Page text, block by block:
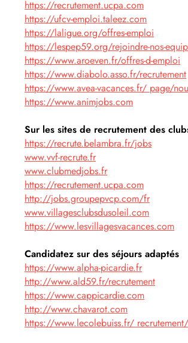
https://recrutement.ucpa.com
https://ufcv-emploi.taleez.com
https://laligue.org/offres-emploi
https://lespep59.org/rejoindre-nos-
https://www.aroeven.fr/offres-d-emploi
https://www.diabolo.asso.fr/recrutement
https://www.avea-vacances.fr/ page/
https://www.animjobs.com
Sur les sites de recrutement des
https://recrute.belambra.fr/jobs
www.vvf-recrute.fr
www.clubmedjobs.fr
https://recrutement.ucpa.com
http://jobs.groupepvcp.com/fr
www.villagesclubsdusoleil.com
https://www.lesvillagesvacances.com
Candidatez sur des séjours adaptés
https://www.alpha-picardie.fr
http://www.ald59.fr/recrutement
https://www.cappicardie.com
http://www.chavarot.com
https://www.lecolebuiss.fr/ recrutement/